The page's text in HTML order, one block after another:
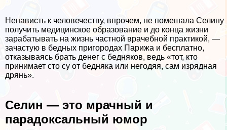
Ненависть к человечеству, впрочем, не помешала Селину
получить медицинское образование и до конца жизни
заpaбатывать на жизнь частной врачебной пpaктикой, —
зачастую в бедных пригородах Парижа и бесплатно,
отказываясь брать денег с бедняков, ведь «тот, кто
принимает сто су от бедняка или негодяя, сам изрядная
дрянь».
Селин — это мрачный и
парадоксальный юмор